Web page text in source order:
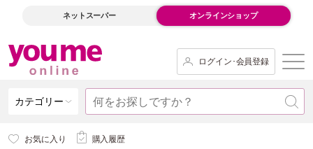
ネットスーパー オンラインショップ
ログイン･会員登録
カテゴリー
お気に入り 購入履歴